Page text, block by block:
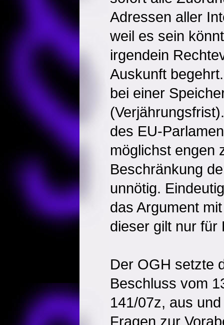
Adressen aller
weil es sein
irgendein
Auskunft
bei einer
des EU-
möglichst engen
Beschränkung
unnötig.
das Argument
dieser gilt nur für
Der OGH setzte
Beschluss vom
141/07z, aus
Fragen zur